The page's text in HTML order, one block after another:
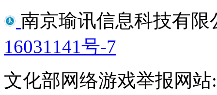
南京瑜讯信息科技有限
16031141号-7
文化部网络游戏举报网站